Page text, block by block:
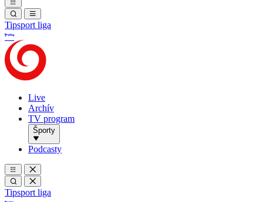
Tipsport liga
Live
Archív
TV program
Športy
Podcasty
Tipsport liga